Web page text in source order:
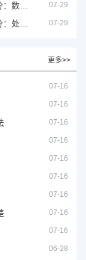
07-29
07-29
更多>>
07-16
07-16
07-16
07-16
07-16
07-16
07-16
07-16
07-16
06-28